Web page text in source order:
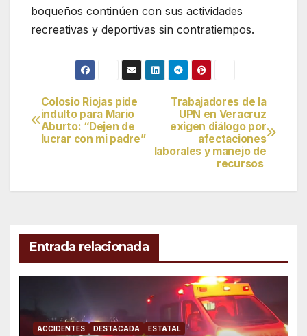
boqueños continúen con sus actividades
recreativas y deportivas sin contratiempos.
Navegación
de
Trabajadores de la
UPN en Veracruz
exigen diálogo por
afectaciones
laborales y manejo de
recursos
Colosio Riojas pide
indulto para Mario
Aburto: “Dejen de
lucrar con mi padre”
Entrada relacionada
ACCIDENTES DESTACADA ESTATAL